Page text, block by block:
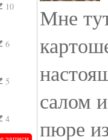
10
6
5
4
Мне
салом
пюре